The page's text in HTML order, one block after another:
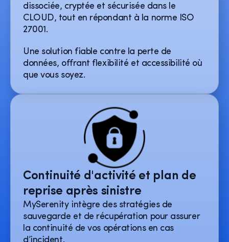
dissociée, cryptée et sécurisée dans le
CLOUD, tout en répondant à la norme ISO
27001.
Une solution fiable contre la perte de
données, offrant flexibilité et accessibilité où
que vous soyez.
Continuité d'activité et plan de
reprise après sinistre
MySerenity intègre des stratégies de
sauvegarde et de récupération pour assurer
la continuité de vos opérations en cas